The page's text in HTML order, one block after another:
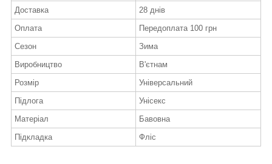
Доставка
28 днів
Оплата
Передоплата 100 грн
Сезон
Зима
Виробництво
В'єтнам
Розмір
Універсальний
Підлога
Унісекс
Матеріал
Бавовна
Підкладка
Фліс